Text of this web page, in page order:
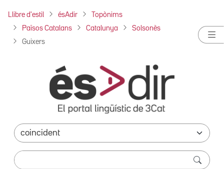
Llibre d'estil ésAdir Topònims
Països Catalans Catalunya Solsonès
Guixers